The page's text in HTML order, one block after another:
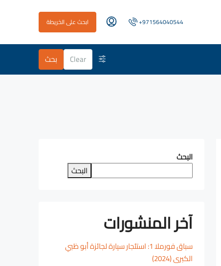
+971564040544 ابحث على الخريطة
Clear بحث
البحث
البحث
آخر المنشورات
سباق فورملا 1: استئجار سيارة لجائزة أبو ظبي
الكبرى (2024)